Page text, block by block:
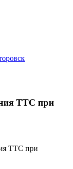
ТТС при